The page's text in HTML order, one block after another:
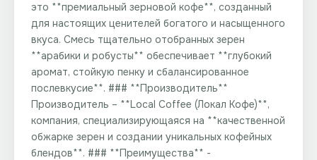
это **премиальный зерновой кофе**, созданный
для настоящих ценителей богатого и насыщенного
вкуса. Смесь тщательно отобранных зерен
**арабики и робусты** обеспечивает **глубокий
аромат, стойкую пенку и сбалансированное
послевкусие**. ### **Производитель**
Производитель – **Local Coffee (Локал Кофе)**,
компания, специализирующаяся на **качественной
обжарке зерен и создании уникальных кофейных
блендов**. ### **Преимущества** -